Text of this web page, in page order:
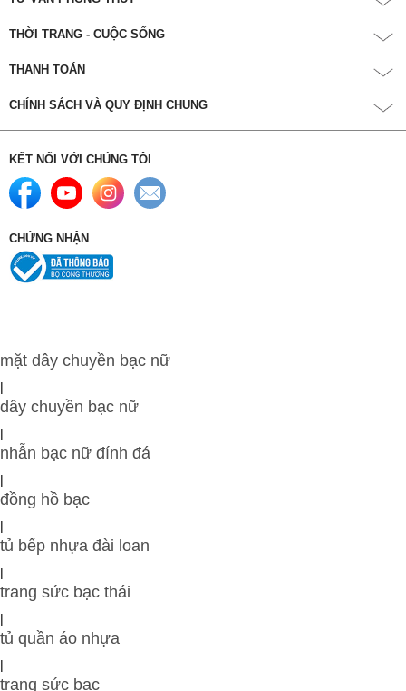
THỜI TRANG - CUỘC SỐNG
THANH TOÁN
CHÍNH SÁCH VÀ QUY ĐỊNH CHUNG
KẾT NỐI VỚI CHÚNG TÔI
CHỨNG NHẬN
mặt dây chuyền bạc nữ
|
dây chuyền bạc nữ
|
nhẫn bạc nữ đính đá
|
đồng hồ bạc
|
tủ bếp nhựa đài loan
|
trang sức bạc thái
|
tủ quần áo nhựa
|
trang sức bạc